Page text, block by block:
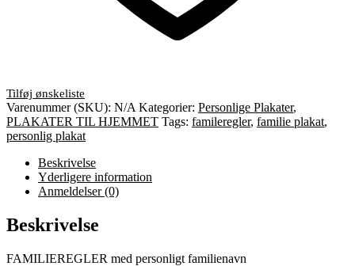
Varenummer (SKU): N/A Kategorier: Personlige Plakater,
PLAKATER TIL HJEMMET Tags: famileregler, familie plakat,
personlig plakat
Beskrivelse
Yderligere information
Anmeldelser (0)
Beskrivelse
FAMILIEREGLER med personligt familienavn